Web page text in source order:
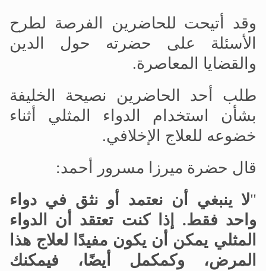
وقد أتيحت للحاضرين الفرصة لطرح
الأسئلة على حضرته حول الدين
والقضايا المعاصرة.
طلب أحد الحاضرين نصيحة الخليفة
بشأن استخدام الدواء المثلي أثناء
خضوعه للعلاج الإخلافي.
قال حضرة ميرزا مسرور أحمد:
"لا ينبغي أن نعتمد أو نثق في دواء
واحد فقط. إذا كنت تعتقد أن الدواء
المثلي يمكن أن يكون مفيدًا لعلاج هذا
المرض، وكمكمل أيضًا، فيمكنك